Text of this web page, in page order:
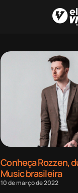
Conheça Rozzen,
Music brasileira
10 de março de 2022